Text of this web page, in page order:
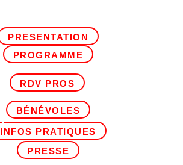
PRESENTATION
PROGRAMME
RDV PROS
BÉNÉVOLES
INFOS PRATIQUES
PRESSE